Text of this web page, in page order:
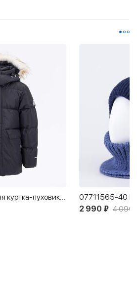
07757034-40 Зимняя куртка-пуховик черный
07711565-40
2 990 ₽ 4 090